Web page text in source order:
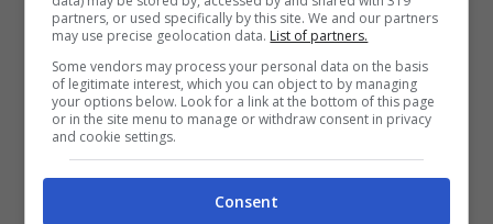
perché ogni cessione sarà fondamentale per
finanziare i prossimi colpi.
Centrocampo e difesa:
equilibrio sottile tra conferme
partners, or used specifically by this site. We and our partners
may use precise geolocation data. List of partners.
Some vendors may process your personal data on the basis
of legitimate interest, which you can object to by managing
your options below. Look for a link at the bottom of this page
or in the site menu to manage or withdraw consent in privacy
and cookie settings.
Consent